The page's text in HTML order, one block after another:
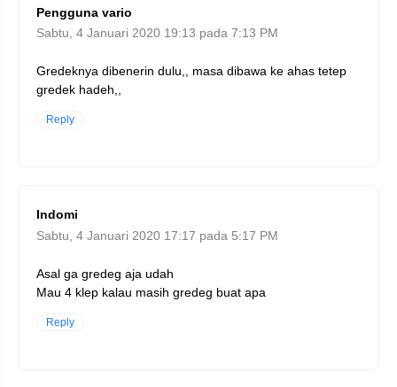
Pengguna vario
Sabtu, 4 Januari 2020 19:13 pada 7:13 PM
Gredeknya dibenerin dulu,, masa dibawa ke ahas tetep
gredek hadeh,,
Reply
Indomi
Sabtu, 4 Januari 2020 17:17 pada 5:17 PM
Asal ga gredeg aja udah
Mau 4 klep kalau masih gredeg buat apa
Reply